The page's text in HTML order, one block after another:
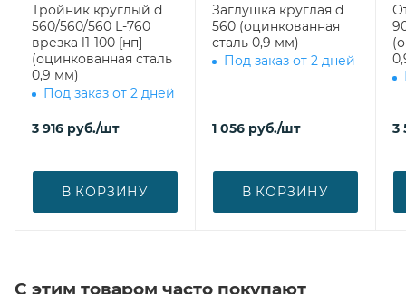
Тройник круглый d
560/560/560 L-760
врезка l1-100 [нп]
(оцинкованная сталь
0,9 мм)
Под заказ от 2 дней
3 916 руб./шт
В КОРЗИНУ
Заглушка круглая d
560 (оцинкованная
сталь 0,9 мм)
Под заказ от 2 дней
1 056 руб./шт
В КОРЗИНУ
3
С этим товаром часто покупают